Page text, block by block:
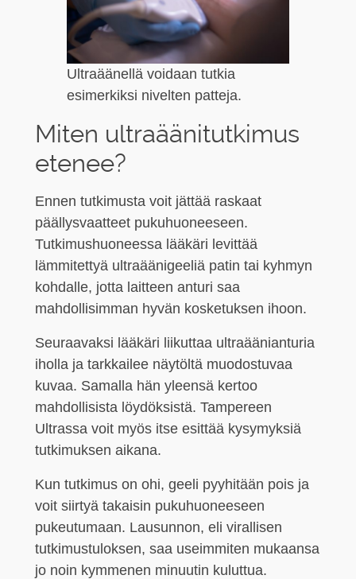
Ultraäänellä voidaan tutkia
esimerkiksi nivelten patteja.
Miten ultraäänitutkimus
etenee?
Ennen tutkimusta voit jättää raskaat
päällysvaatteet pukuhuoneeseen.
Tutkimushuoneessa lääkäri levittää
lämmitettyä ultraäänigeeliä patin tai kyhmyn
kohdalle, jotta laitteen anturi saa
mahdollisimman hyvän kosketuksen ihoon.
Seuraavaksi lääkäri liikuttaa ultraäänianturia
iholla ja tarkkailee näytöltä muodostuvaa
kuvaa. Samalla hän yleensä kertoo
mahdollisista löydöksistä. Tampereen
Ultrassa voit myös itse esittää kysymyksiä
tutkimuksen aikana.
Kun tutkimus on ohi, geeli pyyhitään pois ja
voit siirtyä takaisin pukuhuoneeseen
pukeutumaan. Lausunnon, eli virallisen
tutkimustuloksen, saa useimmiten mukaansa
jo noin kymmenen minuutin kuluttua.